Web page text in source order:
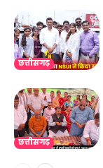
छत्तीसगढ़
छत्तीसगढ़